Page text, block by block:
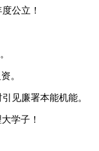
公立！
。
见廉署本能机能。
学子！